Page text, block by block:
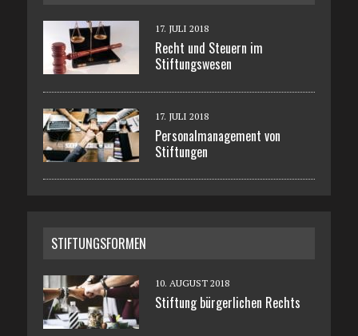
17. JULI 2018
Recht und Steuern im
Stiftungswesen
17. JULI 2018
Personalmanagement von
Stiftungen
STIFTUNGSFORMEN
10. AUGUST 2018
Stiftung bürgerlichen Rechts